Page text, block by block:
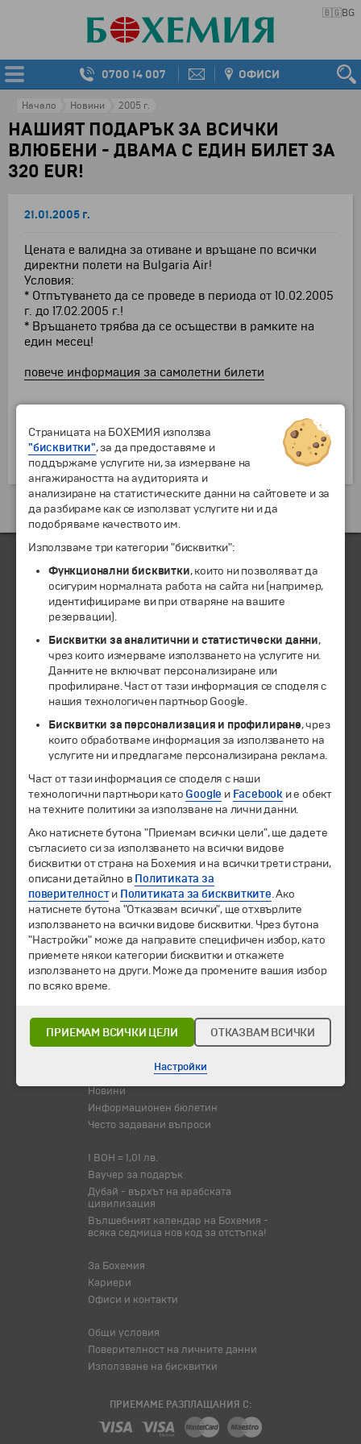
🇧🇬BG
0700 14 007 ОФИСИ
Начало Новини 2005 г.
НАШИЯТ ПОДАРЪК ЗА ВСИЧКИ
ВЛЮБЕНИ - ДВАМА С ЕДИН БИЛЕТ ЗА
320 EUR!
21.01.2005 г.
Цената е валидна за отиване и връщане по всички
директни полети на Bulgaria Air!
Условия:
* Отпътуването да се проведе в периода от 10.02.2005
г. до 17.02.2005 г.!
* Връщането трябва да се осъществи в рамките на
един месец!
повече информация за самолетни билети
ЧЛЕН НА
Екскурзии и почивки
Календар
Всички програми от А до Я
Промоции
Горещи оферти
Потвърдени дати
Празници
Оферта на деня
Туристически обекти
Хотелски резервации
Новини
Информационен бюлетин
Често задавани въпроси
1 BOH = 1,01 лв.
Ваучер за подарък
Дубай - върхът на арабската
цивилизация
Вълшебният календар на Бохемия -
всяка седмица нов код за отстъпка!
За Бохемия
Кариери
Офиси и контакти
Общи условия
Поверителност на личните данни
Използване на бисквитки
ПРИЕМАМЕ РАЗПЛАЩАНИЯ С:
Страницата на БОХЕМИЯ използва
"бисквитки", за да предоставяме и
поддържаме услугите ни, за измерване на
ангажираността на аудиторията и
анализиране на статистическите данни на сайтовете и за
да разбираме как се използват услугите ни и да
подобряваме качеството им.
Използваме три категории "бисквитки":
Функционални бисквитки, които ни позволяват да
осигурим нормалната работа на сайта ни (например,
идентифицираме ви при отваряне на вашите
резервации).
Бисквитки за аналитични и статистически данни,
чрез които измерваме използването на услугите ни.
Данните не включват персонализиране или
профилиране. Част от тази информация се споделя с
нашия технологичен партньор Google.
Бисквитки за персонализация и профилиране, чрез
които обработваме информация за използването на
услугите ни и предлагаме персонализирана реклама.
Част от тази информация се споделя с наши
технологични партньори като Google и Facebook и е обект
на техните политики за използване на лични данни.
Ако натиснете бутона "Приемам всички цели", ще дадете
съгласието си за използването на всички видове
бисквитки от страна на Бохемия и на всички трети страни,
описани детайлно в Политиката за
поверителности Политиката за бисквитките. Ако
натиснете бутона "Отказвам всички", ще отхвърлите
използването на всички видове бисквитки. Чрез бутона
"Настройки" може да направите специфичен избор, като
приемете някои категории бисквитки и откажете
използването на други. Може да промените вашия избор
по всяко време.
ПРИЕМАМ ВСИЧКИ ЦЕЛИ ОТКАЗВАМ ВСИЧКИ
Настройки